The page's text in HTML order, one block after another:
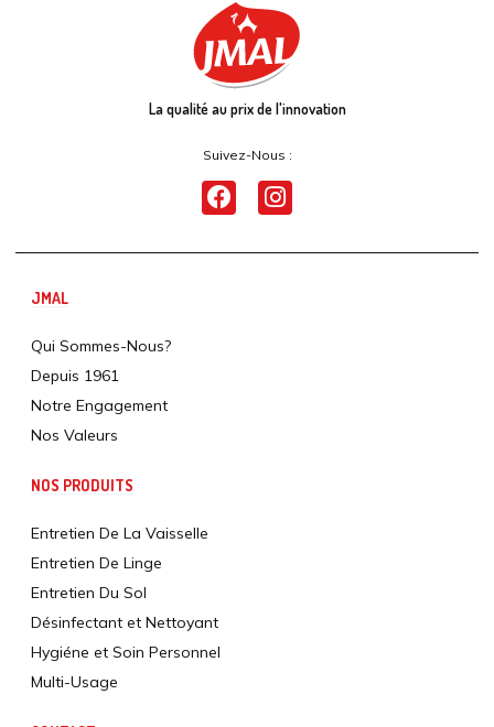
La qualité au prix de l'innovation
Suivez-Nous :
JMAL
Qui Sommes-Nous?
Depuis 1961
Notre Engagement
Nos Valeurs
NOS PRODUITS
Entretien De La Vaisselle
Entretien De Linge
Entretien Du Sol
Désinfectant et Nettoyant
Hygiéne et Soin Personnel
Multi-Usage